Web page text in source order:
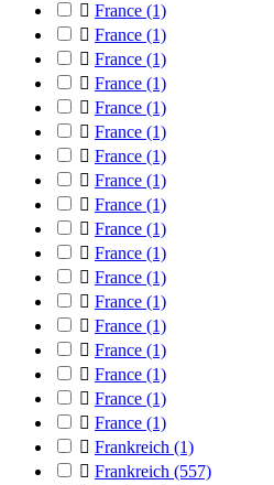
 France (1)
 France (1)
 France (1)
 France (1)
 France (1)
 France (1)
 France (1)
 France (1)
 France (1)
 France (1)
 France (1)
 France (1)
 France (1)
 France (1)
 France (1)
 France (1)
 France (1)
 France (1)
 Frankreich (1)
 Frankreich (557)